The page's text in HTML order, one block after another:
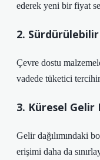
ederek yeni bir fiyat
2.
Çevre dostu
vadede tüketici
3. Küresel Gelir
Gelir dağılımındaki
erişimi daha da